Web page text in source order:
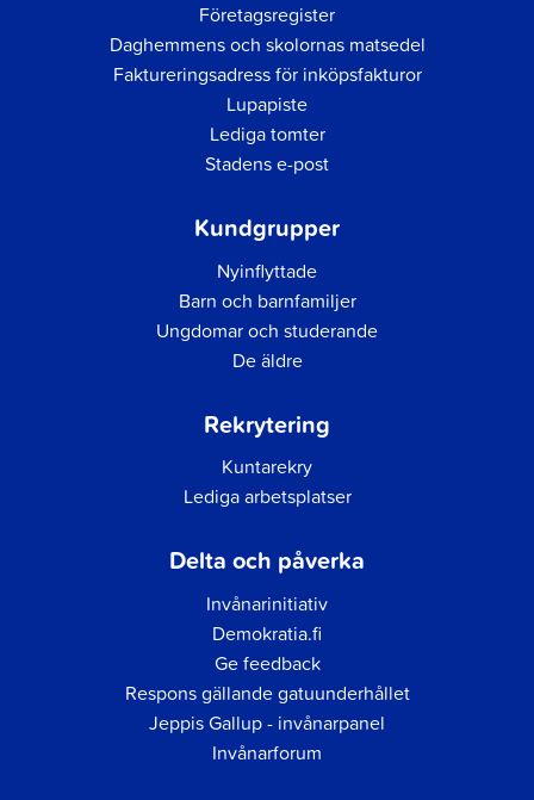
Företagsregister
Daghemmens och skolornas matsedel
Faktureringsadress för inköpsfakturor
Lupapiste
Lediga tomter
Stadens e-post
Kundgrupper
Nyinflyttade
Barn och barnfamiljer
Ungdomar och studerande
De äldre
Rekrytering
Kuntarekry
Lediga arbetsplatser
Delta och påverka
Invånarinitiativ
Demokratia.fi
Ge feedback
Respons gällande gatuunderhållet
Jeppis Gallup - invånarpanel
Invånarforum